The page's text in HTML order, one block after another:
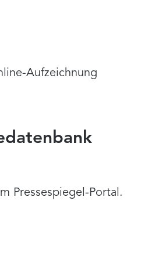
Aufzeichnung
Pressespiegel-Portal.